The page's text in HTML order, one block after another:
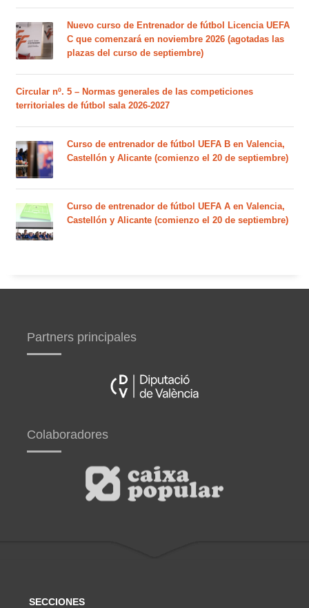
Nuevo curso de Entrenador de fútbol Licencia UEFA
C que comenzará en noviembre 2026 (agotadas las
plazas del curso de septiembre)
Circular nº. 5 – Normas generales de las competiciones
territoriales de fútbol sala 2026-2027
Curso de entrenador de fútbol UEFA B en Valencia,
Castellón y Alicante (comienzo el 20 de septiembre)
Curso de entrenador de fútbol UEFA A en Valencia,
Castellón y Alicante (comienzo el 20 de septiembre)
Partners principales
Colaboradores
SECCIONES